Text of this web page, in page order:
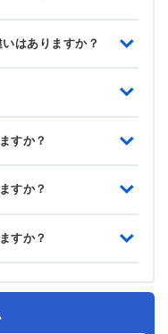
はありますか？
すか？
すか？
すか？